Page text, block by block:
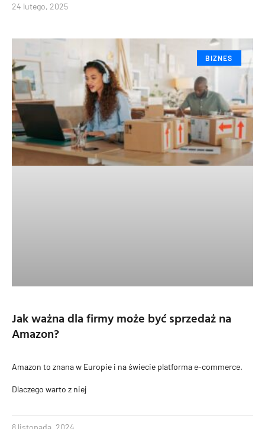
24 lutego, 2025
BIZNES
Jak ważna dla firmy może być sprzedaż na
Amazon?
Amazon to znana w Europie i na świecie platforma e-commerce.
Dlaczego warto z niej